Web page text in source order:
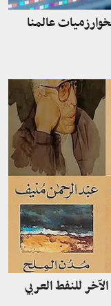
عالمنا
للنفط العربي